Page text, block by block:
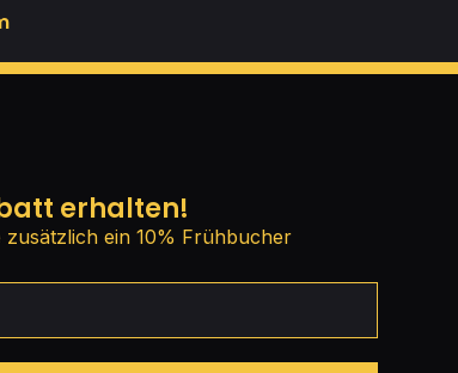
erhalten!
ein 10% Frühbucher